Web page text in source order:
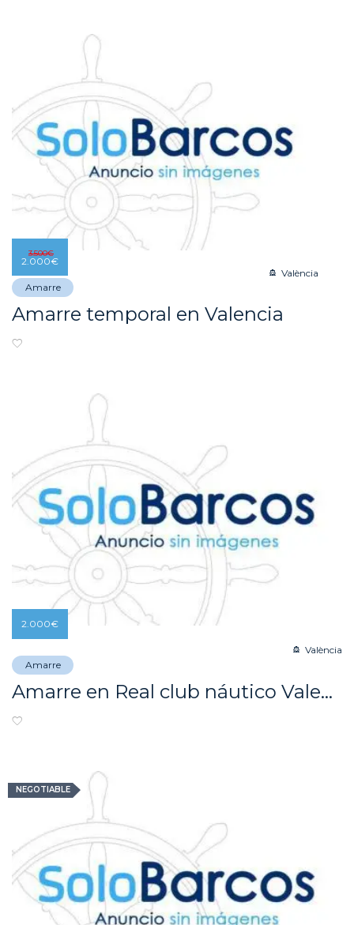
Amarre
València
Amarre temporal en Valencia
3.500€
2.000€
Amarre
València
Amarre en Real club náutico Valencia 6 meses
2.000€
NEGOTIABLE